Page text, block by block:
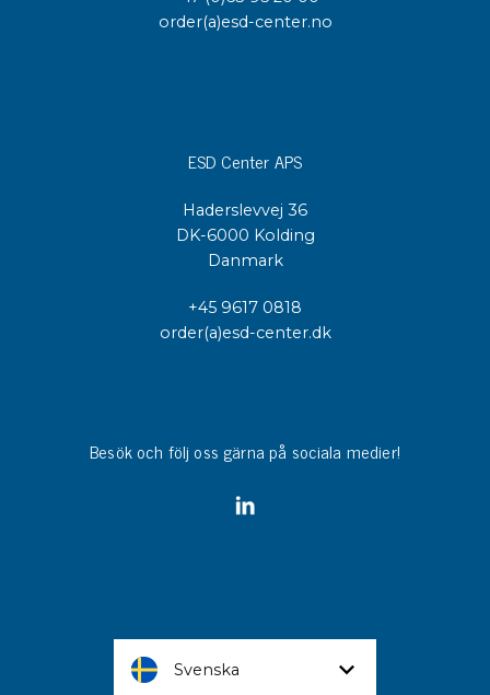
order(a)esd-center.no
ESD Center APS
Haderslevvej 36
DK-6000 Kolding
Danmark
+45 9617 0818
order(a)esd-center.dk
Besök och följ oss gärna på sociala medier!
Svenska